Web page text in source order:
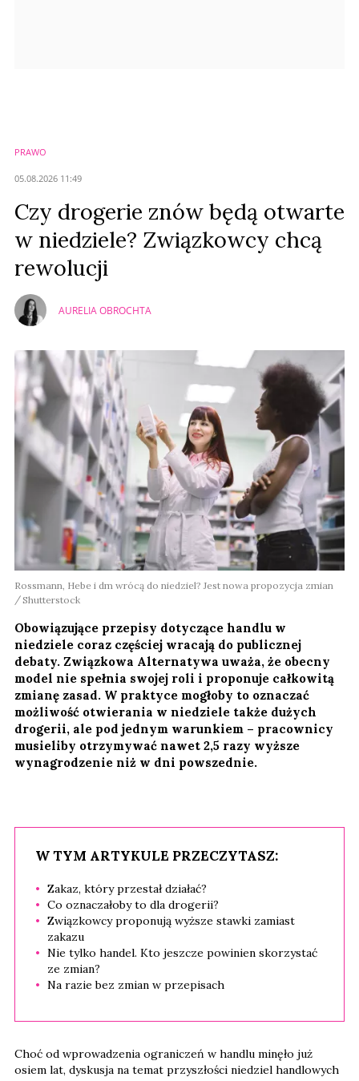
PRAWO
05.08.2026 11:49
Czy drogerie znów będą otwarte
w niedziele? Związkowcy chcą
rewolucji
AURELIA OBROCHTA
Rossmann, Hebe i dm wrócą do niedziel? Jest nowa propozycja zmian
Shutterstock
Obowiązujące przepisy dotyczące handlu w
niedziele coraz częściej wracają do publicznej
debaty. Związkowa Alternatywa uważa, że obecny
model nie spełnia swojej roli i proponuje całkowitą
zmianę zasad. W praktyce mogłoby to oznaczać
możliwość otwierania w niedziele także dużych
drogerii, ale pod jednym warunkiem – pracownicy
musieliby otrzymywać nawet 2,5 razy wyższe
wynagrodzenie niż w dni powszednie.
W TYM ARTYKULE PRZECZYTASZ:
Zakaz, który przestał działać?
Co oznaczałoby to dla drogerii?
Związkowcy proponują wyższe stawki zamiast
zakazu
Nie tylko handel. Kto jeszcze powinien skorzystać
ze zmian?
Na razie bez zmian w przepisach
Choć od wprowadzenia ograniczeń w handlu minęło już
osiem lat, dyskusja na temat przyszłości niedziel handlowych